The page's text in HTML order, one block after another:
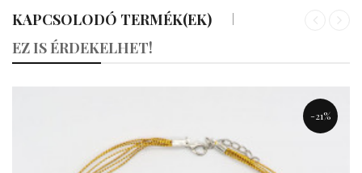
KAPCSOLODÓ TERMÉK(EK)
EZ IS ÉRDEKELHET!
-21%